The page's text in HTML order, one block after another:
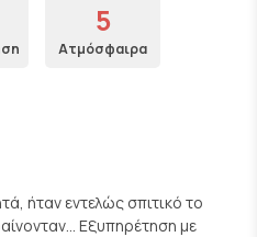
5
Ατμόσφαιρα
ήταν εντελώς σπιτικό το
Εξυπηρέτηση με